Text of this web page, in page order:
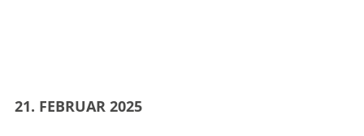
21. FEBRUAR 2025